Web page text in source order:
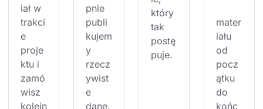
iał w
trakci
e
proje
ktu i
zamó
wisz
kolejn
pnie
publi
kujem
y
rzecz
ywist
e
dane.
który
tak
postę
puje.
mater
iału
od
pocz
ątku
do
końc